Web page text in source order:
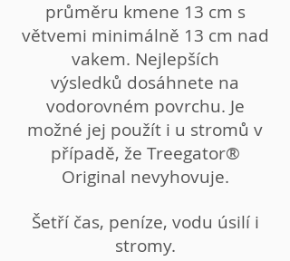
průměru kmene 13 cm s
větvemi minimálně 13 cm nad
vakem. Nejlepších
výsledků dosáhnete na
vodorovném povrchu. Je
možné jej použít i u stromů v
případě, že Treegator®
Original nevyhovuje.
Šetří čas, peníze, vodu úsilí i
stromy.